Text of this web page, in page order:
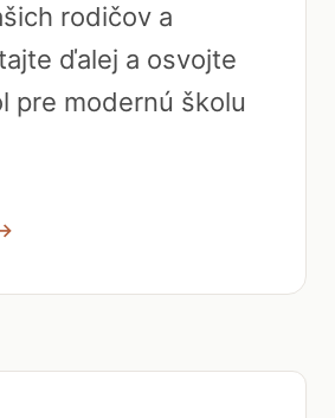
rodičov a
ďalej a osvojte
pre modernú školu